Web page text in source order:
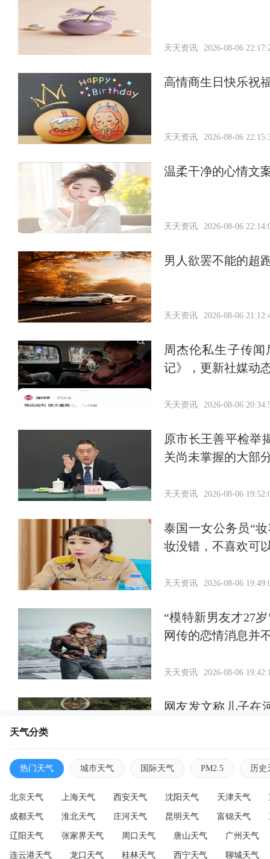
天天资讯 2026-08-06
高情商生日快乐祝
天天资讯 2026-08-06
温柔干净的心情文
天天资讯 2026-08-06
男人欲罢不能的超
天天资讯 2026-08-06
周杰伦私生子传
记》，更新社媒动
天天资讯 2026-08-06
原市长王善平检举
关尚未掌握的大部
天天资讯 2026-08-06
泰国一女公务员“
妆没错，不喜欢可
天天资讯 2026-08-06
“模特新男友才27
网传的恋情消息并
天天资讯 2026-08-06
网友发文称儿子在
2026-08-06
天气分类
热门天气 城市天气 国际天气 PM2.5 历史
北京天气 上海天气 西安天气 沈阳天气 天津天气
成都天气 淮北天气 庄河天气 昆明天气 富锦天气
辽阳天气 张家界天气 周口天气 唐山天气 广州天气
连云港天气 龙口天气 桂林天气 西宁天气 聊城天气